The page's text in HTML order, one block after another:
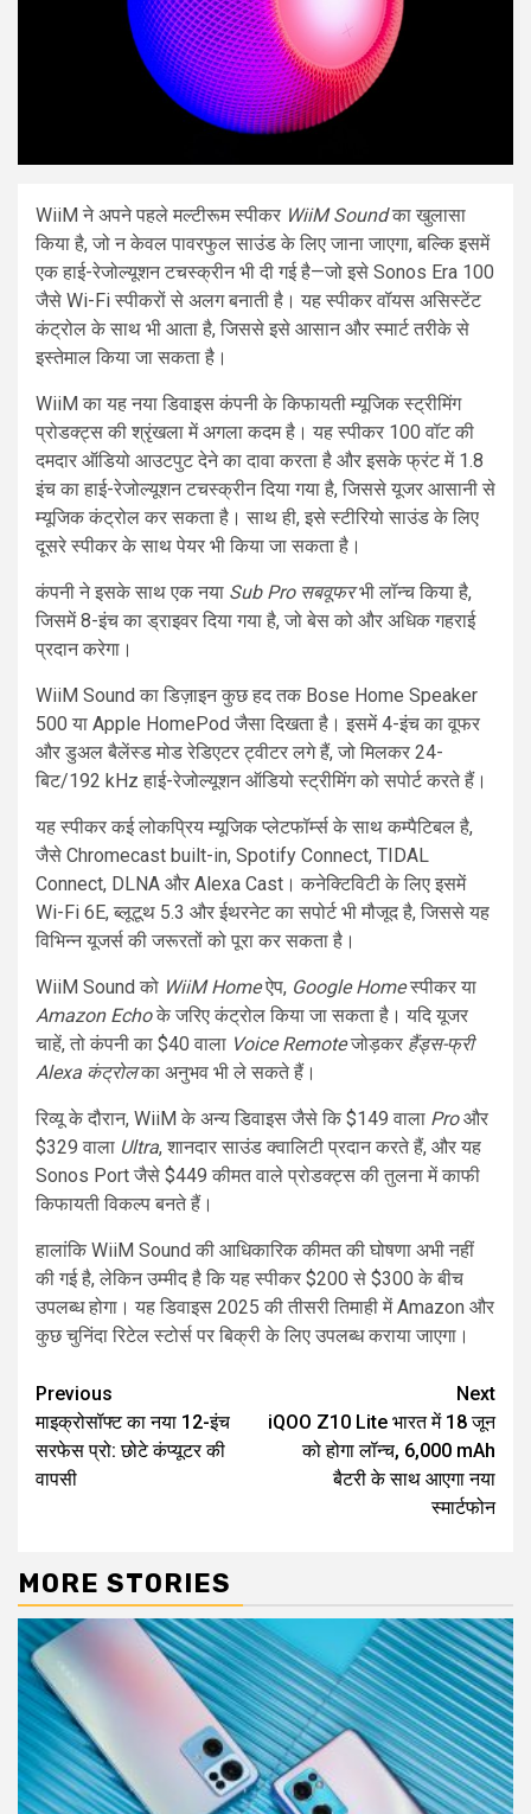
WiiM ने अपने पहले मल्टीरूम स्पीकर WiiM Soundका खुलासा
किया है, जो न केवल पावरफुल साउंड के लिए जाना जाएगा, बल्कि इसमें
एक हाई-रेजोल्यूशन टचस्क्रीन भी दी गई है—जो इसे Sonos Era 100
जैसे Wi-Fi स्पीकरों से अलग बनाती है। यह स्पीकर वॉयस असिस्टेंट
कंट्रोल के साथ भी आता है, जिससे इसे आसान और स्मार्ट तरीके से
इस्तेमाल किया जा सकता है।
WiiM का यह नया डिवाइस कंपनी के किफायती म्यूजिक स्ट्रीमिंग
प्रोडक्ट्स की श्रृंखला में अगला कदम है। यह स्पीकर 100 वॉट की
दमदार ऑडियो आउटपुट देने का दावा करता है और इसके फ्रंट में 1.8
इंच का हाई-रेजोल्यूशन टचस्क्रीन दिया गया है, जिससे यूजर आसानी से
म्यूजिक कंट्रोल कर सकता है। साथ ही, इसे स्टीरियो साउंड के लिए
दूसरे स्पीकर के साथ पेयर भी किया जा सकता है।
कंपनी ने इसके साथ एक नया Sub Pro सबवूफरभी लॉन्च किया है,
जिसमें 8-इंच का ड्राइवर दिया गया है, जो बेस को और अधिक गहराई
प्रदान करेगा।
WiiM Sound का डिज़ाइन कुछ हद तक Bose Home Speaker
500 या Apple HomePod जैसा दिखता है। इसमें 4-इंच का वूफर
और डुअल बैलेंस्ड मोड रेडिएटर ट्वीटर लगे हैं, जो मिलकर 24-
बिट/192 kHz हाई-रेजोल्यूशन ऑडियो स्ट्रीमिंग को सपोर्ट करते हैं।
यह स्पीकर कई लोकप्रिय म्यूजिक प्लेटफॉर्म्स के साथ कम्पैटिबल है,
जैसे Chromecast built-in, Spotify Connect, TIDAL
Connect, DLNA और Alexa Cast। कनेक्टिविटी के लिए इसमें
Wi-Fi 6E, ब्लूटूथ 5.3 और ईथरनेट का सपोर्ट भी मौजूद है, जिससे यह
विभिन्न यूजर्स की जरूरतों को पूरा कर सकता है।
WiiM Sound को WiiM Homeऐप, Google Homeस्पीकर या
Amazon Echoके जरिए कंट्रोल किया जा सकता है। यदि यूजर
चाहें, तो कंपनी का $40 वाला Voice Remoteजोड़कर हैंड्स-फ्री
Alexa कंट्रोलका अनुभव भी ले सकते हैं।
रिव्यू के दौरान, WiiM के अन्य डिवाइस जैसे कि $149 वाला Proऔर
$329 वाला Ultra, शानदार साउंड क्वालिटी प्रदान करते हैं, और यह
Sonos Port जैसे $449 कीमत वाले प्रोडक्ट्स की तुलना में काफी
किफायती विकल्प बनते हैं।
हालांकि WiiM Sound की आधिकारिक कीमत की घोषणा अभी नहीं
की गई है, लेकिन उम्मीद है कि यह स्पीकर $200 से $300 के बीच
उपलब्ध होगा। यह डिवाइस 2025 की तीसरी तिमाही में Amazon और
कुछ चुनिंदा रिटेल स्टोर्स पर बिक्री के लिए उपलब्ध कराया जाएगा।
Continue
Reading
Previous
माइक्रोसॉफ्ट का नया 12-इंच
सरफेस प्रो: छोटे कंप्यूटर की
वापसी
Next
iQOO Z10 Lite भारत में 18 जून
को होगा लॉन्च, 6,000 mAh
बैटरी के साथ आएगा नया
स्मार्टफोन
MORE STORIES